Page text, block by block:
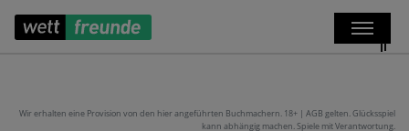
Wir erhalten eine Provision von den hier angeführten Buchmachern. 18+ | AGB gelten. Glücksspiel
kann abhängig machen. Spiele mit Verantwortung.